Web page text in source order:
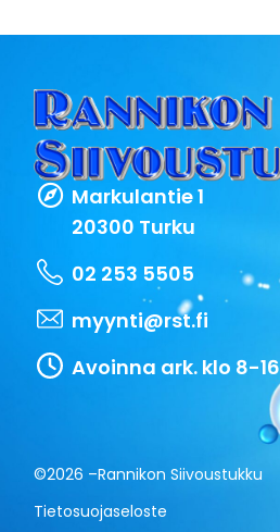
Markulantie 1
20300 Turku
02 253 5505
myynti@rst.fi
Avoinna ark. klo 8-16
©2026 –Rannikon Siivoustukku
Tietosuojaseloste